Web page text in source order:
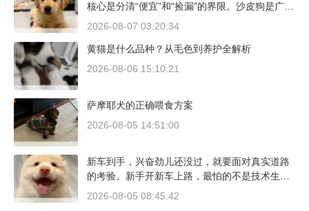
核心是分清“便宜”和“捡漏”的界限。沙皮狗是广东
本地犬种，价格比北方城市有优势；英国斗牛犬
方和真实价格区间。
2026-08-07 03:20:34
黄猫是什么品种？从毛色到养护全解析
2026-08-06 15:10:21
萨摩耶犬的正确喂食方案
2026-08-05 14:51:00
新车到手，兴奋劲儿还没过，就要面对真实道路
的考验。新手开新车上路，最怕的不是技术生
疏，而是对车况和路况的双重陌生。磨合期内，
2026-08-05 08:45:42